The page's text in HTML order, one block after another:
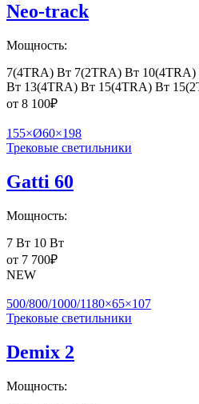
Neo-track
Мощность:
7(4TRA) Вт 7(2TRA) Вт 10(4TRA)
Вт 13(4TRA) Вт 15(4TRA) Вт
от 8 100₽
155×Ø60×198
Трековые светильники
Gatti 60
Мощность:
7 Вт 10 Вт
от 7 700₽
NEW
500/800/1000/1180×65×107
Трековые светильники
Demix 2
Мощность: